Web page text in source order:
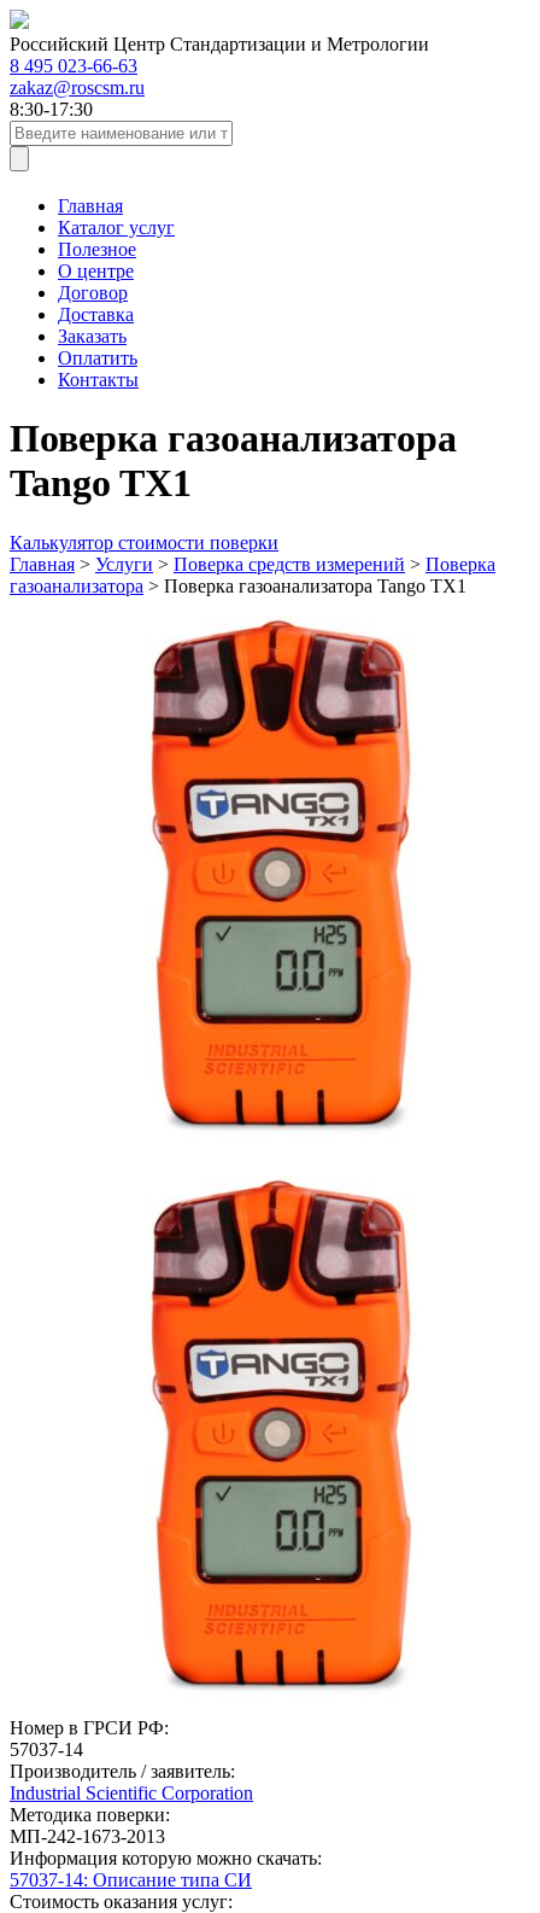
Российский Центр Стандартизации и Метрологии
8 495 023-66-63
zakaz@roscsm.ru
8:30-17:30
Главная
Каталог услуг
Полезное
О центре
Договор
Доставка
Заказать
Оплатить
Контакты
Поверка газоанализатора
Tango TX1
Калькулятор стоимости поверки
Главная > Услуги > Поверка средств измерений > Поверка
газоанализатора > Поверка газоанализатора Tango TX1
Номер в ГРСИ РФ:
57037-14
Производитель / заявитель:
Industrial Scientific Corporation
Методика поверки:
МП-242-1673-2013
Информация которую можно скачать:
57037-14: Описание типа СИ
Стоимость оказания услуг: